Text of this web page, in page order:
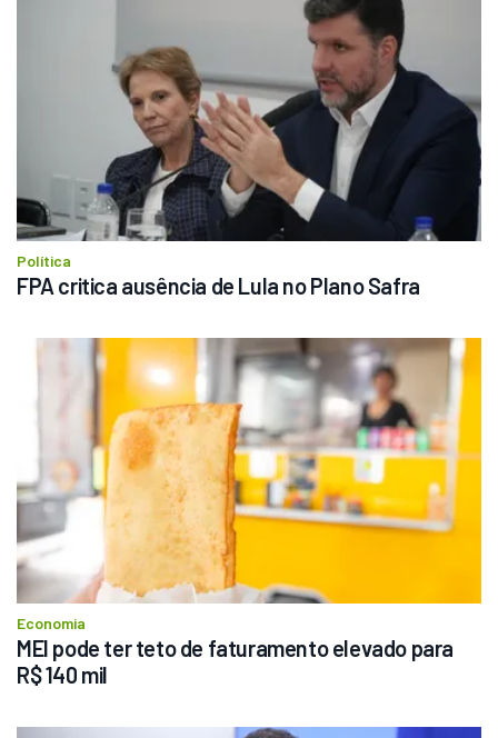
Política
FPA critica ausência de Lula no Plano Safra
Economia
MEI pode ter teto de faturamento elevado para
R$ 140 mil